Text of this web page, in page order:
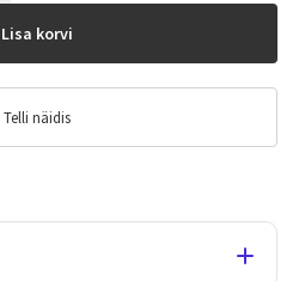
Lisa korvi
Telli näidis